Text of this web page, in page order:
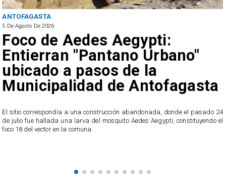
ANTOFAGASTA
5 De Agosto De 2026
Foco de Aedes Aegypti:
Entierran "Pantano Urbano"
ubicado a pasos de la
Municipalidad de Antofagasta
El sitio correspondía a una construcción abandonada, donde el pasado 24
de julio fue hallada una larva del mosquito Aedes Aegypti, constituyendo el
foco 18 del vector en la comuna.